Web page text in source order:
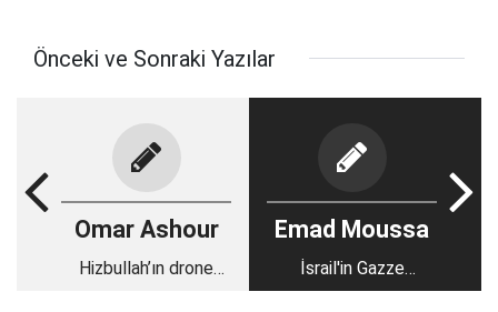
Önceki ve Sonraki Yazılar
Omar Ashour
Hizbullah’ın drone
Emad Moussa
İsrail'in Gazze
soykırımındaki inkar